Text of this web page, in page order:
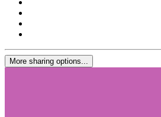
More sharing options...